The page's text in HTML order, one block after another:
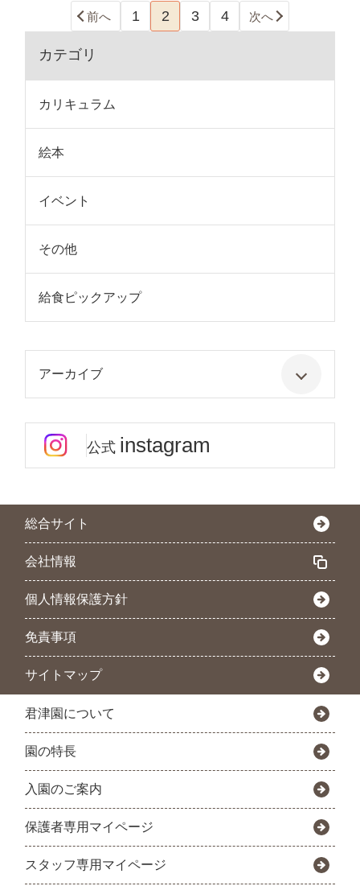
前へ 1 2 3 4 次へ
カテゴリ
カリキュラム
絵本
イベント
その他
給食ピックアップ
アーカイブ
公式 instagram
総合サイト
会社情報
個人情報保護方針
免責事項
サイトマップ
君津園について
園の特長
入園のご案内
保護者専用マイページ
スタッフ専用マイページ